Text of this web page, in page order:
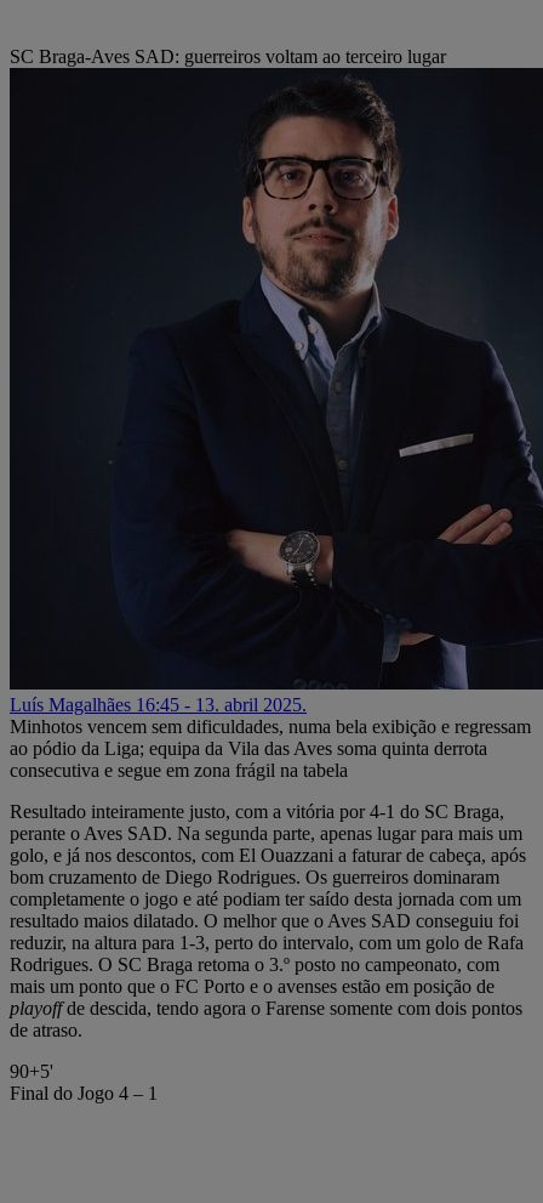
SC Braga-Aves SAD: guerreiros voltam ao terceiro lugar
Luís Magalhães 16:45 - 13. abril 2025.
Minhotos vencem sem dificuldades, numa bela exibição e regressam
ao pódio da Liga; equipa da Vila das Aves soma quinta derrota
consecutiva e segue em zona frágil na tabela
Resultado inteiramente justo, com a vitória por 4-1 do SC Braga,
perante o Aves SAD. Na segunda parte, apenas lugar para mais um
golo, e já nos descontos, com El Ouazzani a faturar de cabeça, após
bom cruzamento de Diego Rodrigues. Os guerreiros dominaram
completamente o jogo e até podiam ter saído desta jornada com um
resultado maios dilatado. O melhor que o Aves SAD conseguiu foi
reduzir, na altura para 1-3, perto do intervalo, com um golo de Rafa
Rodrigues. O SC Braga retoma o 3.º posto no campeonato, com
mais um ponto que o FC Porto e o avenses estão em posição de
playoffde descida, tendo agora o Farense somente com dois pontos
de atraso.
90+5'
Final do Jogo 4 – 1